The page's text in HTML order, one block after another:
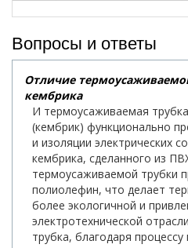
Вопросы и ответы
Отличие
кембрика
И термоусаживаемая
(кембрик) функционально
и изоляции электрических
кембрика, сделанного из
термоусаживаемой трубки
полиолефин, что делает
более экологичной и
электротехнической
трубка, благодаря